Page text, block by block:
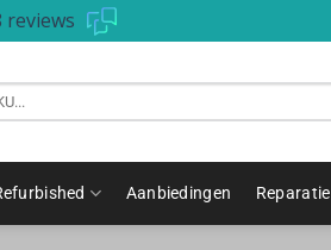
reviews
Aanbiedingen Reparatie